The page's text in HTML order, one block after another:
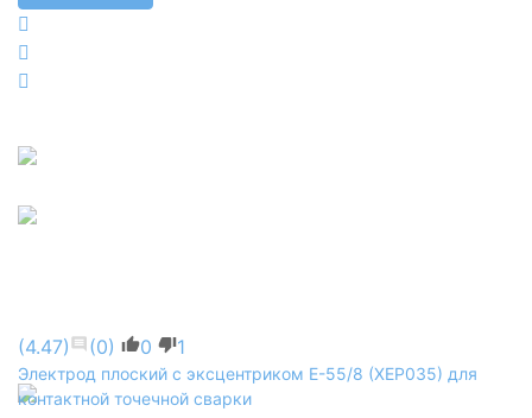
(4.47) (0) 0 1
Электрод плоский с эксцентриком E-55/8 (XEP035) для
контактной точечной сварки